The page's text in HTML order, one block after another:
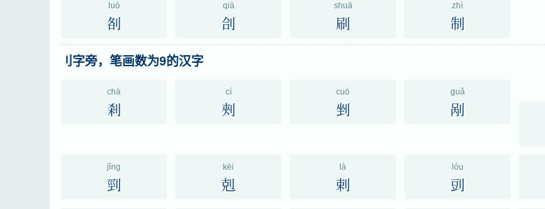
luò
㓢
qià
㓣
shuā
刷
zhì
制
刂字旁，笔画数为9的汉字
chà
剎
cí
㓨
cuò
剉
guǎ
剐
jǐng
剄
kēi
剋
là
剌
lóu
剅